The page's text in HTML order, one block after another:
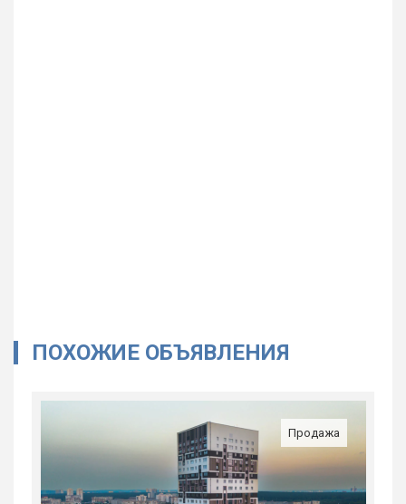
ПОХОЖИЕ ОБЪЯВЛЕНИЯ
Продажа